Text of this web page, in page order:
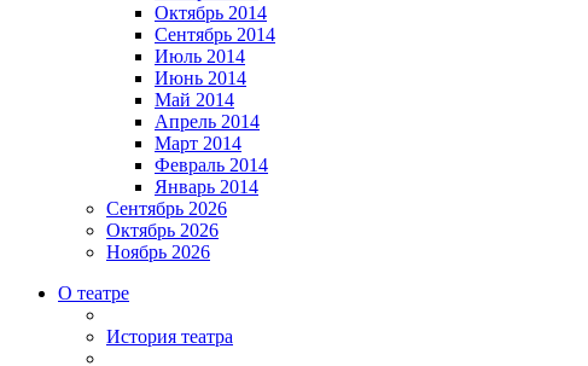
Октябрь 2014
Сентябрь 2014
Июль 2014
Июнь 2014
Май 2014
Апрель 2014
Март 2014
Февраль 2014
Январь 2014
Сентябрь 2026
Октябрь 2026
Ноябрь 2026
О театре
История театра